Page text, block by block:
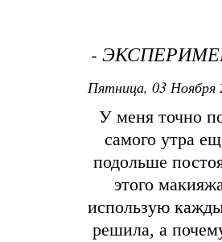
-
Пятница, 03 Ноября
У меня точно
самого утра
подольше
этого
использую
решила, а